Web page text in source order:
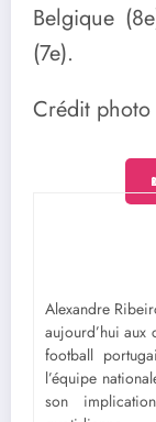
Belgique
(7e).
Crédit
Alexandre
aujourd’hui aux
football
l’équipe
son